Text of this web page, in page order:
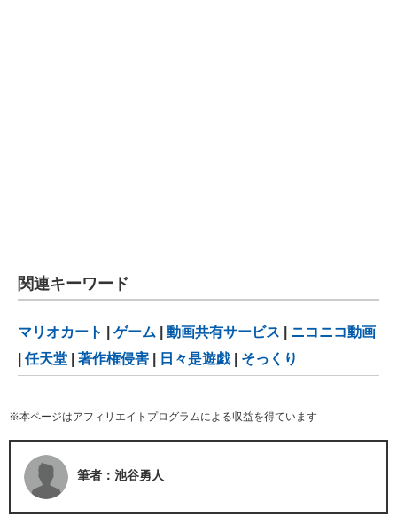
関連キーワード
マリオカート ゲーム 動画共有サービス
ニコニコ動画
任天堂 著作権侵害 日々是遊戯| そっくり
※本ページはアフィリエイトプログラムによる収益を得ています
筆者：池谷勇人